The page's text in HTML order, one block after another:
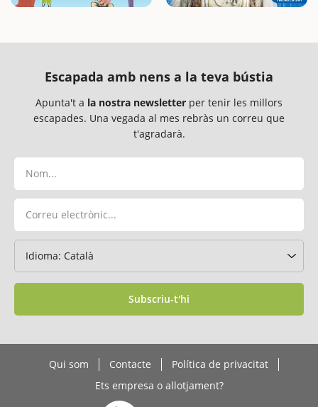
Escapada amb nens a la teva bústia
Apunta't a la nostra newsletter per tenir les millors
escapades. Una vegada al mes rebràs un correu que
t'agradarà.
Subscriu-t'hi
Qui som Contacte
Política de privacitat
Ets empresa o allotjament?